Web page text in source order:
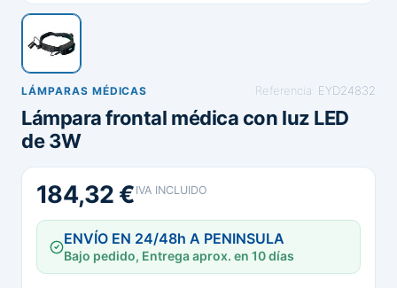
LÁMPARAS MÉDICAS Referencia: EYD24832
Lámpara frontal médica con luz LED
de 3W
184,32 € IVA INCLUIDO
ENVÍO EN 24/48h A PENINSULA
Bajo pedido, Entrega aprox. en 10 días